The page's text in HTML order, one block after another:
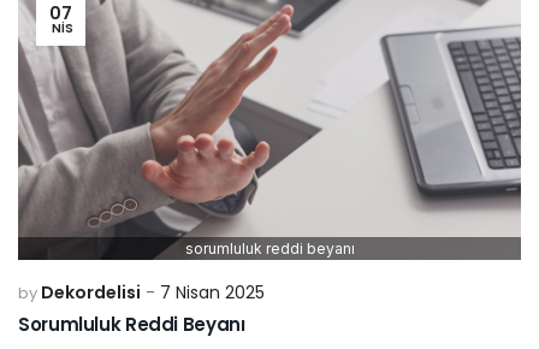
07
NIS
sorumluluk reddi beyanı
by Dekordelisi 7 Nisan 2025
Sorumluluk Reddi Beyanı